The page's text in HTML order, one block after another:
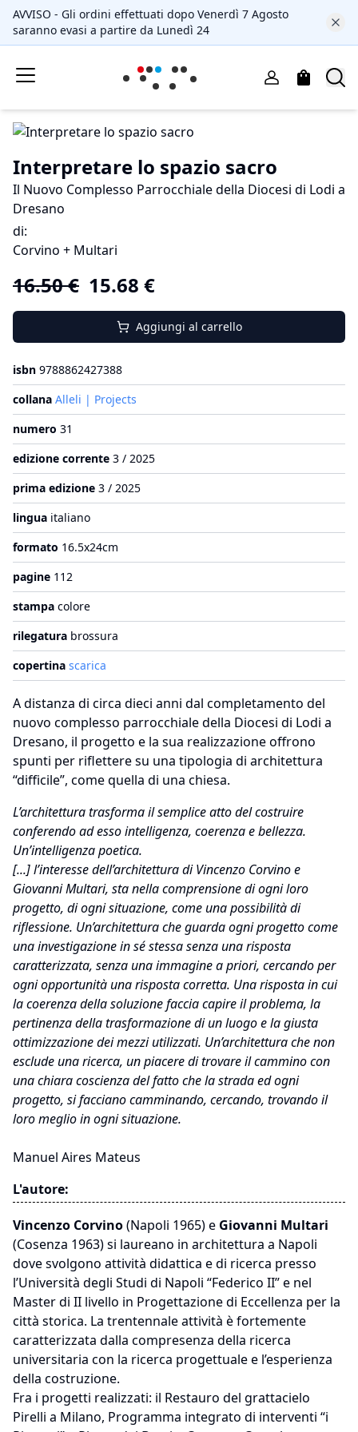
AVVISO - Gli ordini effettuati dopo Venerdì 7 Agosto
saranno evasi a partire da Lunedì 24
Interpretare lo spazio sacro
Il Nuovo Complesso Parrocchiale della Diocesi di Lodi a
Dresano
di:
Corvino + Multari
16.50€ 15.68 €
Aggiungi al carrello
isbn 9788862427388
collana Alleli | Projects
numero 31
edizione corrente 3 / 2025
prima edizione 3 / 2025
lingua italiano
formato 16.5x24cm
pagine 112
stampa colore
rilegatura brossura
copertina scarica
A distanza di circa dieci anni dal completamento del
nuovo complesso parrocchiale della Diocesi di Lodi a
Dresano, il progetto e la sua realizzazione offrono
spunti per riflettere su una tipologia di architettura
“difficile”, come quella di una chiesa.
L’architettura trasforma il semplice atto del costruire
conferendo ad esso intelligenza, coerenza e bellezza.
Un’intelligenza poetica.
[...] l’interesse dell’architettura di Vincenzo Corvino e
Giovanni Multari, sta nella comprensione di ogni loro
progetto, di ogni situazione, come una possibilità di
riflessione. Un’architettura che guarda ogni progetto come
una investigazione in sé stessa senza una risposta
caratterizzata, senza una immagine a priori, cercando per
ogni opportunità una risposta corretta. Una risposta in cui
la coerenza della soluzione faccia capire il problema, la
pertinenza della trasformazione di un luogo e la giusta
ottimizzazione dei mezzi utilizzati. Un’architettura che non
esclude una ricerca, un piacere di trovare il cammino con
una chiara coscienza del fatto che la strada ed ogni
progetto, si facciano camminando, cercando, trovando il
loro meglio in ogni situazione.
Manuel Aires Mateus
L'autore:
Vincenzo Corvino(Napoli 1965) e Giovanni Multari
(Cosenza 1963) si laureano in architettura a Napoli
dove svolgono attività didattica e di ricerca presso
l’Università degli Studi di Napoli “Federico II” e nel
Master di II livello in Progettazione di Eccellenza per la
città storica. La trentennale attività è fortemente
caratterizzata dalla compresenza della ricerca
universitaria con la ricerca progettuale e l’esperienza
della costruzione.
Fra i progetti realizzati: il Restauro del grattacielo
Pirelli a Milano, Programma integrato di interventi “i